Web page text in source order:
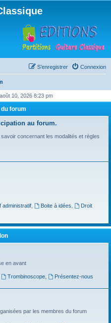
Connexion
S’enregistrer
10, 2026 8:23 pm
forum
au forum.
concernant les modalités et règles
administratif, Boite à idées
Droit
en avant
Trombinoscope,
Présentez-nous
par les membres du forum